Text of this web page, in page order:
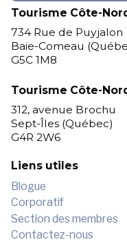
Tourisme Côte-
734 Rue de Puyjalon
Baie-Comeau
G5C 1M8
Tourisme Côte-
312, avenue Brochu
Sept-Îles (Québec)
G4R 2W6
Liens utiles
Blogue
Corporatif
Section des membres
Contactez-nous